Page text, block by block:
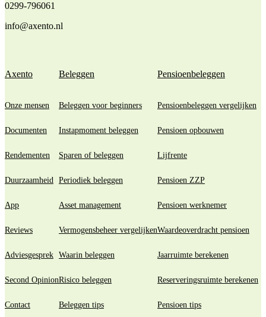
0299-796061
info@axento.nl
Axento
Onze mensen
Documenten
Rendementen
Duurzaamheid
App
Reviews
Adviesgesprek
Second Opinion
Contact
Beleggen
Beleggen voor beginners
Instapmoment beleggen
Sparen of beleggen
Periodiek beleggen
Asset management
Vermogensbeheer vergelijken
Waarin beleggen
Risico beleggen
Beleggen tips
Pensioenbeleggen
Pensioenbeleggen vergelijken
Pensioen opbouwen
Lijfrente
Pensioen ZZP
Pensioen werknemer
Waardeoverdracht pensioen
Jaarruimte berekenen
Reserveringsruimte berekenen
Pensioen tips